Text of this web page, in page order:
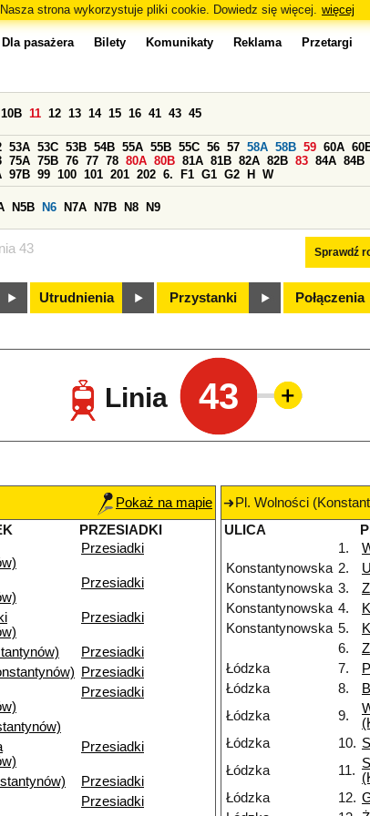
Nasza strona wykorzystuje pliki cookie. Dowiedz się więcej. więcej
43
Dla pasażera Bilety Komunikaty Reklama Przetargi
Sprawdź
10B 11 12 13 14 15 16 41 43 45
53A 53C 53B 54B 55A 55B 55C 56 57 58A 58B 59 60A
75A 75B 76 77 78 80A 80B 81A 81B 82A 82B 83 84A 84B
97B 99 100 101 201 202 6. F1 G1 G2 H W
N5B N6 N7A N7B N8 N9
Utrudnienia Przystanki Połączenia
Linia 43
Pokaż na mapie
PRZESIADKI
Przesiadki
Przesiadki
Przesiadki
Przesiadki
Przesiadki
Przesiadki
Przesiadki
Przesiadki
Przesiadki
Pl. Wolności
ULICA
1.
Konstantynowska 2.
Konstantynowska 3.
Konstantynowska 4.
Konstantynowska 5.
6.
Łódzka
7.
Łódzka
8.
Łódzka
9.
Łódzka 10.
Łódzka
11.
Łódzka 12.